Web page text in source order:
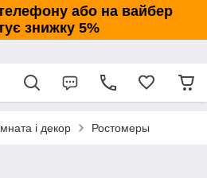
або на вайбер
знижку 5%
і декор Ростомеры